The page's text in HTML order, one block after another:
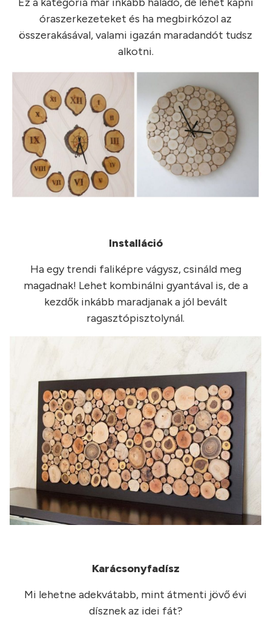
Ez a kategória már inkább haladó, de lehet kapni
óraszerkezeteket és ha megbirkózol az
összerakásával, valami igazán maradandót tudsz
alkotni.
Installáció
Ha egy trendi faliképre vágysz, csináld meg
magadnak! Lehet kombinálni gyantával is, de a
kezdők inkább maradjanak a jól bevált
ragasztópisztolynál.
Karácsonyfadísz
Mi lehetne adekvátabb, mint átmenti jövő évi
dísznek az idei fát?